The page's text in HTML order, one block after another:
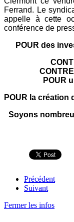
Ferrand. Le
appelle à cette
conférence de
POUR des
POUR
POUR la création
Soyons
Précédent
Suivant
Fermer les infos